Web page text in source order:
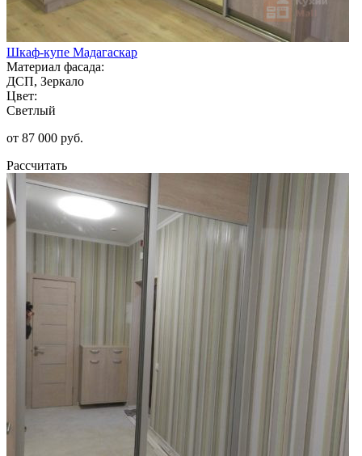
Шкаф-купе Мадагаскар
Материал фасада:
ДСП, Зеркало
Цвет:
Светлый
от 87 000 руб.
Рассчитать